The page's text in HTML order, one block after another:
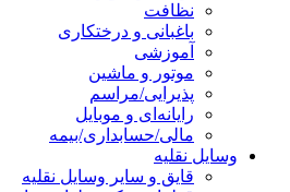
نظافت
باغبانی و درختکاری
آموزشی
موتور و ماشین
پذیرایی/مراسم
رایانه‌ای و موبایل
مالی/حسابداری/بیمه
وسایل نقلیه
قایق و سایر وسایل نقلیه